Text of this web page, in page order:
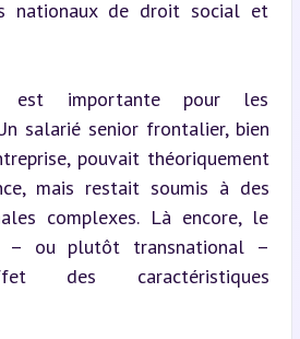
nationaux de droit social et
est importante pour les
salarié senior frontalier, bien
pouvait théoriquement
mais restait soumis à des
complexes. Là encore, le
– ou plutôt transnational –
des caractéristiques